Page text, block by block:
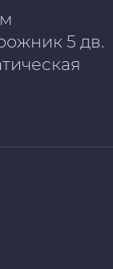
5 дв.